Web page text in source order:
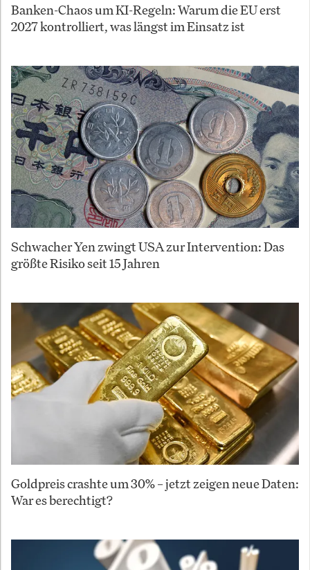
Banken-Chaos um KI-Regeln: Warum die EU erst
2027 kontrolliert, was längst im Einsatz ist
Schwacher Yen zwingt USA zur Intervention: Das
größte Risiko seit 15 Jahren
Goldpreis crashte um 30% – jetzt zeigen neue Daten:
War es berechtigt?